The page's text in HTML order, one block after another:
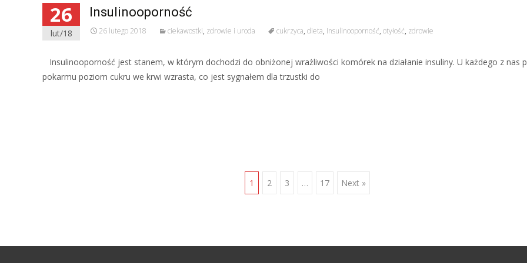
26
lut/18
Insulinooporność
26 lutego 2018 ciekawostki, zdrowie i uroda cukrzyca, dieta, Insulinooporność, otyłość, zdrowie
Insulinooporność jest stanem, w którym dochodzi do obniżonej wrażliwości komórek na działanie insuliny. U każdego z nas
pokarmu poziom cukru we krwi wzrasta, co jest sygnałem dla trzustki do
1 2 3 … 17 Next »